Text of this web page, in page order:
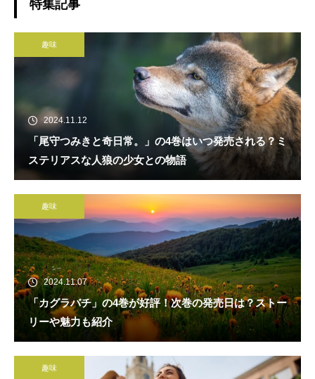
特集記事
趣味
2024.11.12
「尾守つみきと奇日常。」の4巻はいつ発売される？ミ
ステリアスな人狼の少女との物語
趣味
2024.11.07
「カグラバチ」の4巻が好評！次巻の発売日は？ストー
リーや魅力も紹介
趣味